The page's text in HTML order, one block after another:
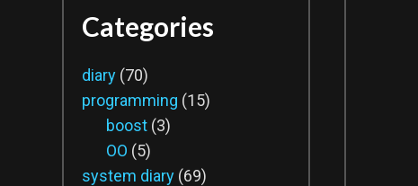
Categories
diary (70)
programming (15)
boost (3)
OO (5)
system diary (69)